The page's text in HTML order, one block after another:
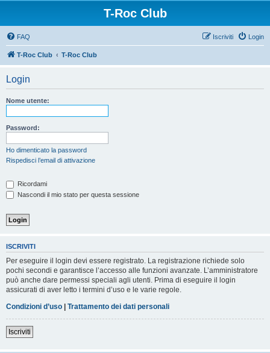
T-Roc Club
FAQ Login
Iscriviti
T-Roc Club T-Roc Club
Login
Nome utente:
Password:
Ho dimenticato la password
Rispedisci l’email di attivazione
Ricordami
Nascondi il mio stato per questa sessione
ISCRIVITI
Per eseguire il login devi essere registrato. La registrazione richiede solo
pochi secondi e garantisce l’accesso alle funzioni avanzate. L’amministratore
può anche dare permessi speciali agli utenti. Prima di eseguire il login
assicurati di aver letto i termini d’uso e le varie regole.
Condizioni d’uso | Trattamento dei dati personali
Iscriviti